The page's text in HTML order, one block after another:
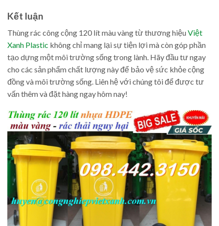
Kết luận
Thùng rác công cộng 120 lít màu vàng từ thương hiệuViệt
Xanh Plastic không chỉ mang lại sự tiện lợi mà còn góp phần
tạo dựng một môi trường sống trong lành. Hãy đầu tư ngay
cho các sản phẩm chất lượng này để bảo vệ sức khỏe cộng
đồng và môi trường sống. Liên hệ với chúng tôi để được tư
vấn thêm và đặt hàng ngay hôm nay!